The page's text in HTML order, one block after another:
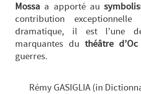
Mossa a apporté au
contribution
dramatique, il est l’une
marquantes du théâtre d’Oc
guerres.
Rémy GASIGLIA (in